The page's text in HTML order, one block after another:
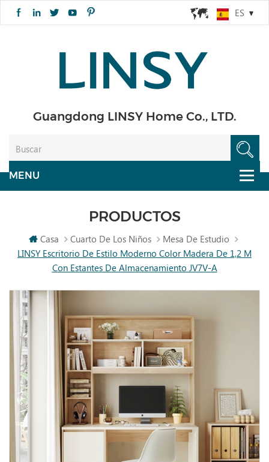
ES
Guangdong LINSY Home Co., LTD.
PRODUCTOS
Casa Cuarto De Los Niños
Mesa De Estudio
LINSY Escritorio De Estilo Moderno Color Madera De 1,2 M
Con Estantes De Almacenamiento JV7V-A